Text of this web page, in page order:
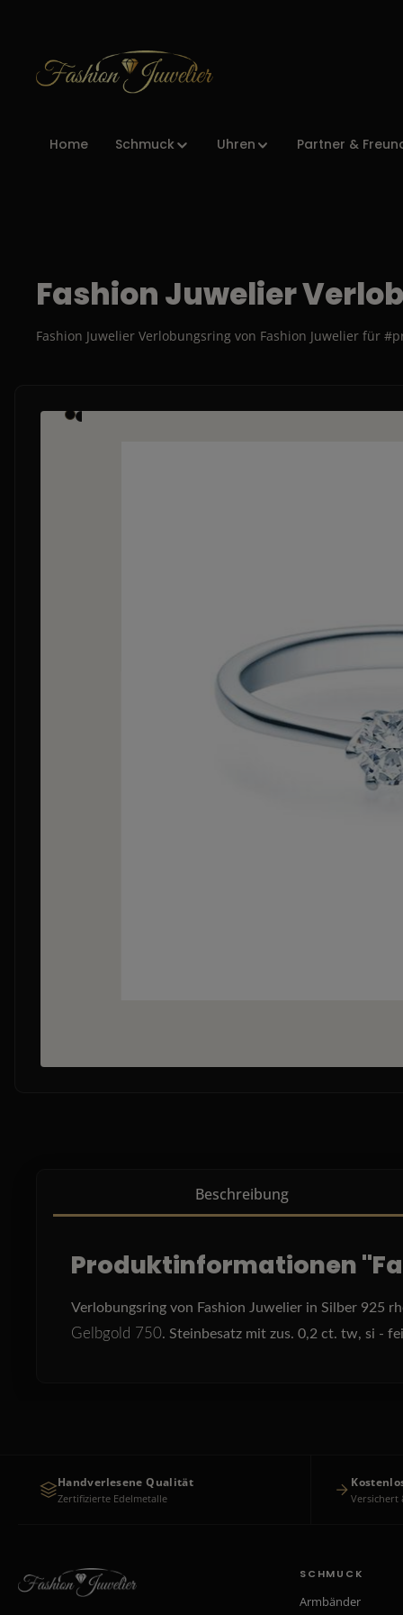
Home Schmuck Uhren Partner &
Fashion Juwelier
Fashion Juwelier Verlobungsring von Fashion Juwelier für
Bildergalerie überspringen
Beschreibung
Produktinformationen
Verlobungsring von Fashion Juwelier in Silber 925
Gelbgold 750. Steinbesatz mit zus. 0,2 ct. tw, si -
Handverlesene Qualität
Zertifizierte Edelmetalle Versichert
SCHMUCK
Armbänder